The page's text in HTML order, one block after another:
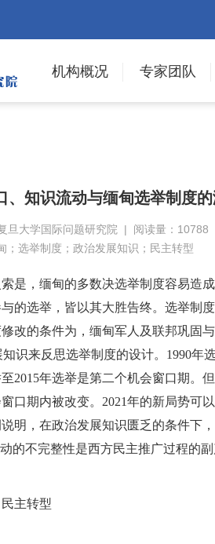
机构概况 专家团队
、知识流动与缅甸选举制度
旦大学国际问题研究院 | 阅读量：10788
；选举制度；政治发展知识；民主转型
是，缅甸的多数决选举制度容易造
的选举，皆以其大胜告终。选举制
改的条件为，缅甸军人及联邦巩固
识来反思选举制度的设计。1990年
2015年选举是第二个机会窗口期。
口期内被改变。2021年的新局势可
明，在政治发展知识匮乏的条件下
的不完整性是西方民主推广过程的
主转型